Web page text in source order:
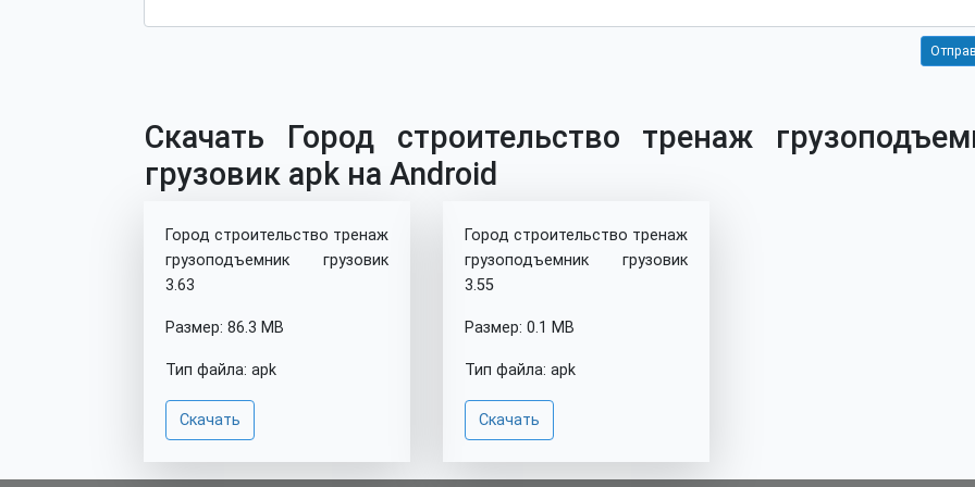
Скачать Город строительство тренаж
грузовик apk на Android
Город строительство тренаж
грузоподъемник грузовик
3.63
Размер: 86.3 MB
Тип файла: apk
Скачать
Город строительство тренаж
грузоподъемник грузовик
3.55
Размер: 0.1 MB
Тип файла: apk
Скачать